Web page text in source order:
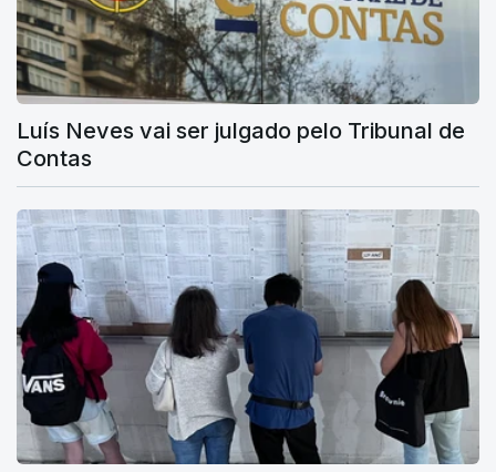
Luís Neves vai ser julgado pelo Tribunal de
Contas